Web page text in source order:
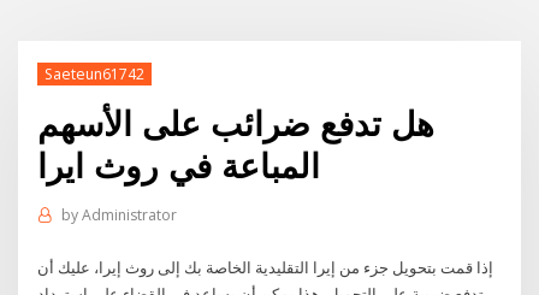
Saeteun61742
هل تدفع ضرائب على الأسهم
المباعة في روث ايرا
byAdministrator
إذا قمت بتحويل جزء من إيرا التقليدية الخاصة بك إلى روث إيرا، عليك أن